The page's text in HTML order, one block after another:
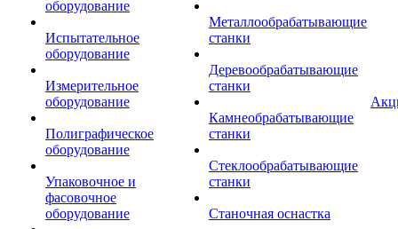
оборудование
Испытательное
оборудование
Измерительное
оборудование
Полиграфическое
оборудование
Упаковочное и
фасовочное
оборудование
Металлообрабатывающие
станки
Деревообрабатывающие
станки
Камнеобрабатывающие
станки
Стеклообрабатывающие
станки
Станочная оснастка